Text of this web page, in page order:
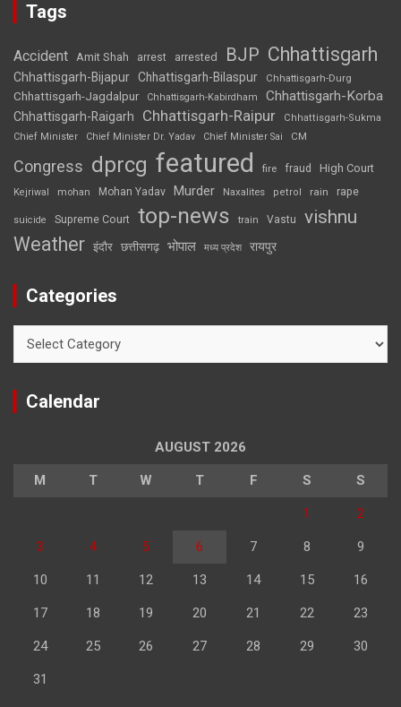
Tags
Accident Amit Shah arrest arrested BJP Chhattisgarh
Chhattisgarh-Bijapur Chhattisgarh-Bilaspur Chhattisgarh-Durg
Chhattisgarh-Jagdalpur Chhattisgarh-Kabirdham Chhattisgarh-Korba
Chhattisgarh-Raigarh Chhattisgarh-Raipur
Chhattisgarh-Sukma
Chief Minister
Chief Minister Dr. Yadav Chief Minister Sai CM
Congress dprcg featured fire fraud High Court
Kejriwal mohan Mohan Yadav Murder Naxalites petrol rain rape
suicide Supreme Court top-news train Vastu vishnu
Weather इंदौर छत्तीसगढ़ भोपाल मध्य प्रदेश रायपुर
Categories
Calendar
AUGUST 2026
M T W T F S S
1 2
3 4 5 6 7 8 9
10 11 12 13 14 15 16
17 18 19 20 21 22 23
24 25 26 27 28 29 30
31